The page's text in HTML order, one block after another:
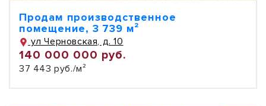
Продам производственное
помещение, 3 739 м²
ул Черновская, д. 10
140 000 000 руб.
37 443 руб./м²